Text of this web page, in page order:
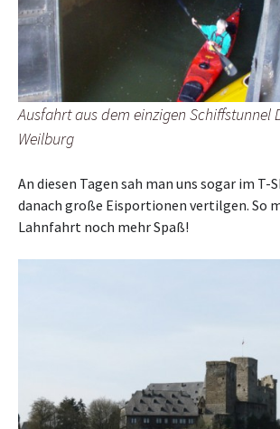
Ausfahrt aus dem einzigen Schiffstunnel
Weilburg
An diesen Tagen sah man uns sogar im T-
danach große Eisportionen vertilgen. So
Lahnfahrt noch mehr Spaß!